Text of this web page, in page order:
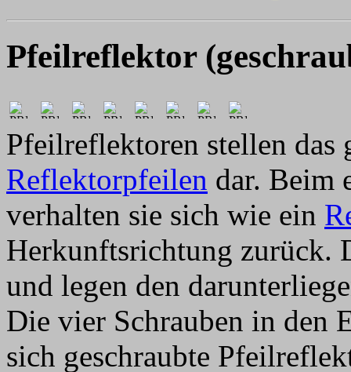
Pfeilreflektor
Pfeilreflektoren stellen das
Reflektorpfeilen dar. Beim
verhalten sie sich wie ein
Herkunftsrichtung zurück.
und legen den
Die vier Schrauben in den
sich geschraubte